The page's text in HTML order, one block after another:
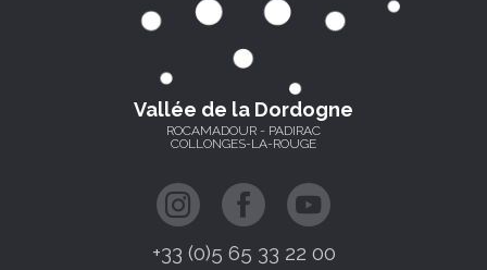
Vallée de la Dordogne
ROCAMADOUR - PADIRAC
COLLONGES-LA-ROUGE
+33 (0)5 65 33 22 00